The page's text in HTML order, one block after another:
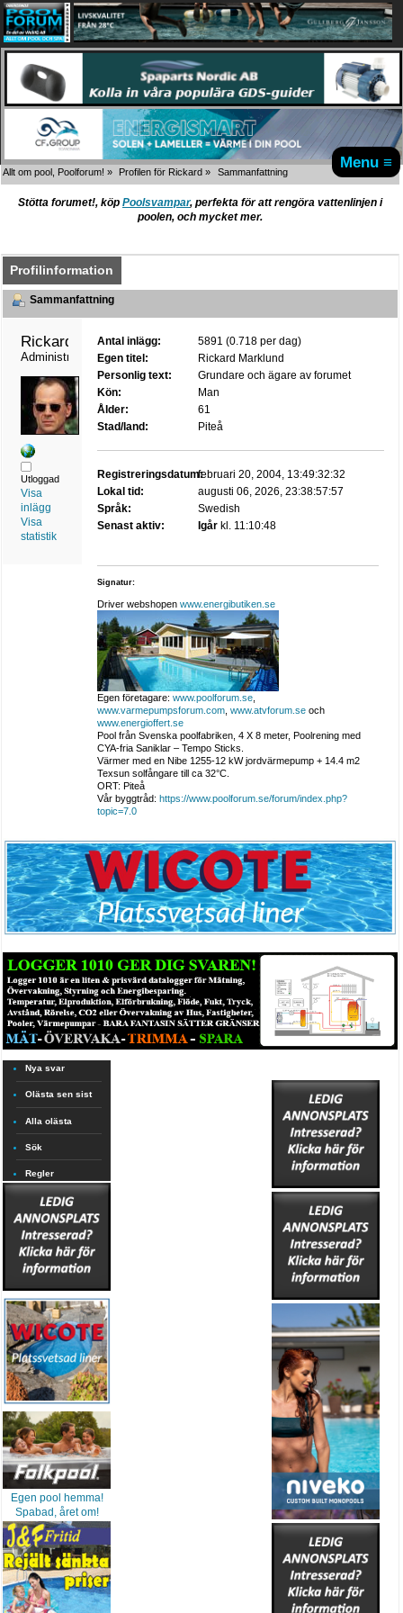
Menu ≡
Allt om pool, Poolforum! » Profilen för Rickard » Sammanfattning
Stötta forumet!, köp Poolsvampar, perfekta för att rengöra vattenlinjen i
poolen, och mycket mer.
Profilinformation
Sammanfattning
Administrator
Utloggad
Visa
inlägg
Visa
statistik
Antal inlägg:
5891 (0.718 per dag)
Egen titel:
Rickard Marklund
Personlig text:
Grundare och ägare av forumet
Kön:
Man
Ålder:
61
Stad/land:
Piteå
Registreringsdatum:februari 20, 2004, 13:49:32:32
Lokal tid:
augusti 06, 2026, 23:38:57:57
Språk:
Swedish
Senast aktiv:
Igårkl. 11:10:48
Signatur:
Driver webshopen www.energibutiken.se
Egen företagare: www.poolforum.se,
www.varmepumpsforum.com, www.atvforum.seoch
www.energioffert.se
Pool från Svenska poolfabriken, 4 X 8 meter, Poolrening med
CYA-fria Saniklar – Tempo Sticks.
Värmer med en Nibe 1255-12 kW jordvärmepump + 14.4 m2
Texsun solfångare till ca 32°C.
ORT: Piteå
Vår byggtråd: https://www.poolforum.se/forum/index.php?
topic=7.0
Nya svar
Olästa sen sist
Alla olästa
Sök
Regler
Egen pool hemma!
Spabad, året om!